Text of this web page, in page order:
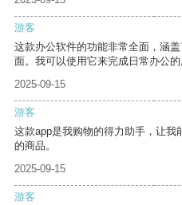
游客
这款办公软件的功能非常全面，涵
面。我可以使用它来完成日常办公的
2025-09-15
游客
这款app是我购物的得力助手，让
的商品。
2025-09-15
游客